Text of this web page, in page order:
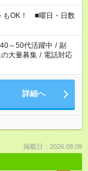
もOK！ ■曜日・日数
40～50代活躍中 / 副
大量募集 / 電話対応
詳細へ
掲載日：2026.08.09